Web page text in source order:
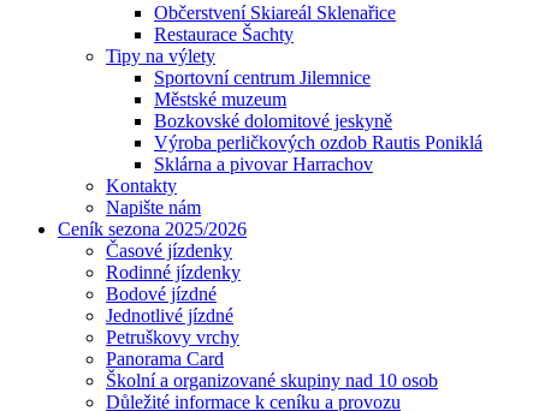
Občerstvení Skiareál Sklenařice
Restaurace Šachty
Tipy na výlety
Sportovní centrum Jilemnice
Městské muzeum
Bozkovské dolomitové jeskyně
Výroba perličkových ozdob Rautis Poniklá
Sklárna a pivovar Harrachov
Kontakty
Napište nám
Ceník sezona 2025/2026
Časové jízdenky
Rodinné jízdenky
Bodové jízdné
Jednotlivé jízdné
Petruškovy vrchy
Panorama Card
Školní a organizované skupiny nad 10 osob
Důležité informace k ceníku a provozu